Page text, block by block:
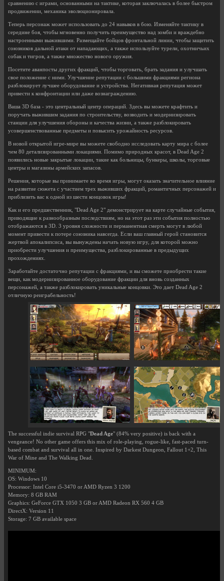
сравнению с играми, основанными на тактике, которая заключалась в более быстром
продвижении, механика эволюционировала.
Теперь персонаж может использовать до 24 навыков в бою. Изменяйте тактику в
середине боя, чтобы мгновенно получить преимущество над зомби и враждебно
настроенными выжившими. Размещайте бойцов фронтальной линии, чтобы защитить
союзников дальной атаки от нападающих, а также используйте турели, охотничьих
собак и тигров, а также множество нового оружия.
Посетите аванпосты других фракций, чтобы торговать, брать задания и улучшать
свое положение с ними. Улучшение репутации с большими фракциями региона
разблокирует лучшее оборудование и устройства. Негативная репутация может
привести к конфронтации или даже вознаграждению.
Ваша 3D база - это центральный центр операций. Здесь вы можете крафтить и
поручать выжившим задания по строительству, возводить и модернизировать
станции для улучшения обороны и качества жизни, а также разблокировать
усовершенствованные предметы и повысить урожайность ресурсов.
В новой открытой игре-мире вы можете свободно исследовать карту мира с более
чем 80 детализированными локациями. Помимо природных красот, в Dead Age 2
появились новые закрытые локации, такие как больницы, бункеры, школы, торговые
центры и магазины армейских запасов.
Решения, которые вы принимаете во время игры, могут оказать значительное влияние
на развитие сюжета с участием трех выживших фракций, романтичных персонажей и
приблизить вас к одной из шести концовок игры!
Как и его предшественник, "Dead Age 2" демонстрирует на карте случайные события,
приводящие к разнообразным последствиям, но на этот раз эти события полностью
отображаются в 3D. 3 уровня сложности и перманентная смерть могут в любой
момент привести к потере союзника навсегда. Если ваш главный герой становится
жертвой апокалипсиса, вы вынуждены начать новую игру, для которой можно
приобрести улучшения и преимущества, разблокированные в предыдущих
прохождениях.
Заработайте достаточно репутации с фракциями, и вы сможете приобрести такие
вещи, как модернизированное оборудование фракции для вновь созданных
персонажей, а также разблокировать уникальные концовки. Это дает Dead Age 2
отличную реиграбельность!
The successful indie survival RPG "Dead Age" (84% very positive) is back with a
vengeance! No other game offers this mix of role-playing, rogue-like, fast-paced turn-
based combat and survival all in one. Inspired by Darkest Dungeon, Fallout 1+2, This
War of Mine and The Walking Dead.
MINIMUM:
OS: Windows 10
Processor: Intel Core i5-3470 or AMD Ryzen 3 1200
Memory: 8 GB RAM
Graphics: GeForce GTX 1050 3 GB or AMD Radeon RX 560 4 GB
DirectX: Version 11
Storage: 7 GB available space